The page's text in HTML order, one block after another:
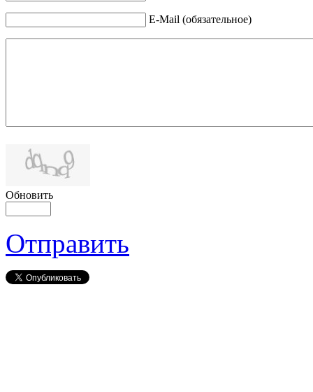
E-Mail (обязательное)
Обновить
Отправить